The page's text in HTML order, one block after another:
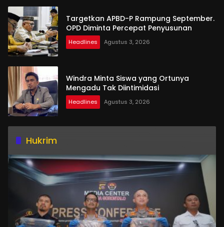
Targetkan APBD-P Rampung September.
OPD Diminta Percepat Penyusunan
Headlines Agustus 3, 2026
Windra Minta Siswa yang Ortunya
Mengadu Tak Diintimidasi
Headlines Agustus 3, 2026
Hukrim